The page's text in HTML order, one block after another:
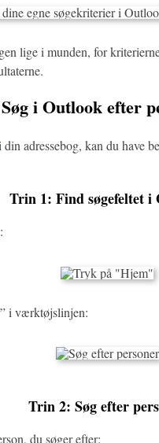
lige i munden, for
Søg i Outlook efter
adressebog, kan du have
Trin 1: Find søgefeltet i
i værktøjslinjen:
Trin 2: Søg efter
du søger efter: